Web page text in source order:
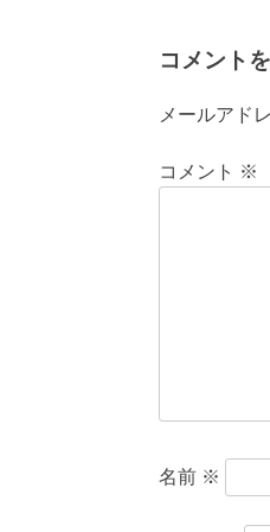
コメント
メールアド
コメント ※
名前 ※